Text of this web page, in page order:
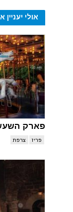
אולי יעניין
פארק
פריז צרפת